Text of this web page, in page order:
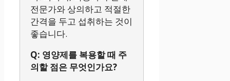
전문가와 상의하고 적절한
간격을 두고 섭취하는 것이
좋습니다.
Q: 영양제를 복용할 때 주
의할 점은 무엇인가요?